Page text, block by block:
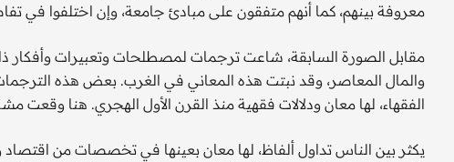
معروفة بينهم، كما أنهم متفقون على مبادئ جامعة، وإن اختلفوا في
مقابل الصورة السابقة، شاعت ترجمات لمصطلحات وتعبيرات وأفكار
والمال المعاصر، وقد نبتت هذه المعاني في الغرب. بعض هذه
الفقهاء، لها معان ودلالات فقهية منذ القرن الأول الهجري. هنا وقعت
يكثر بين الناس تداول ألفاظ، لها معان بعينها في تخصصات من